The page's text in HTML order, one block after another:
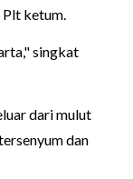
ketum.
singkat
dari mulut
dan